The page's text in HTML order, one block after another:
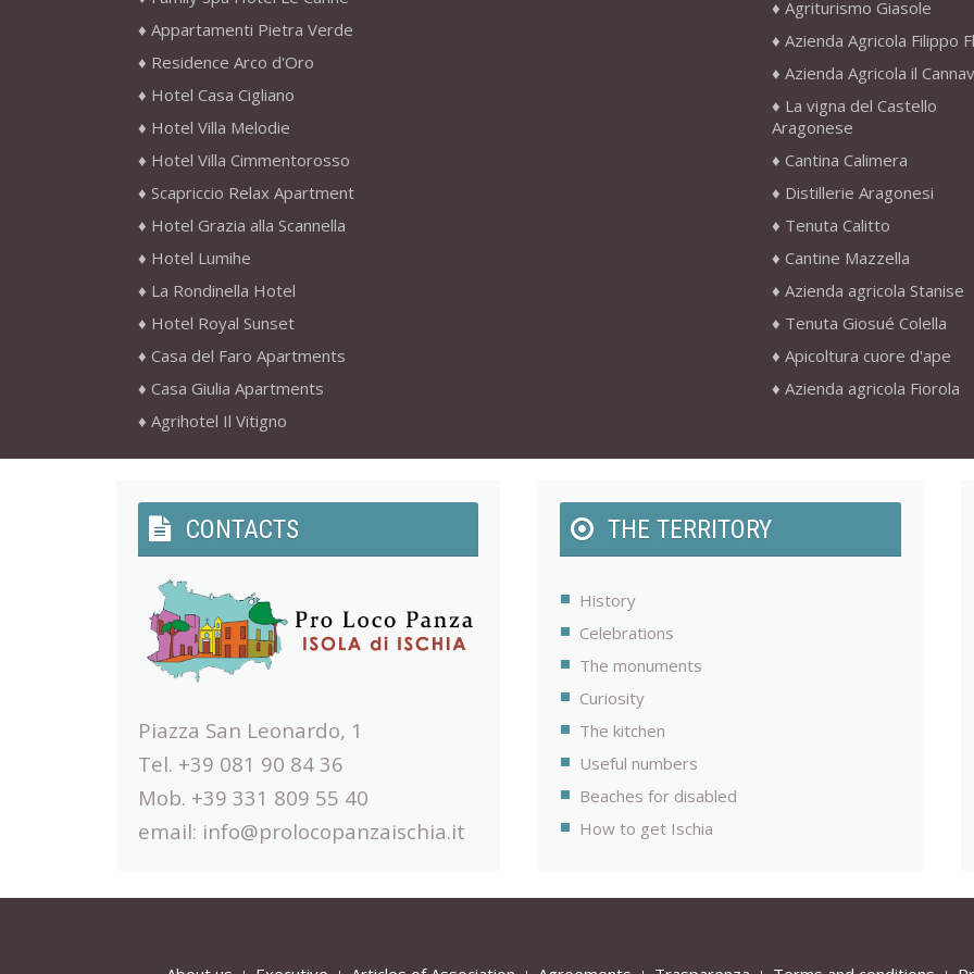
Appartamenti Pietra Verde
Residence Arco d'Oro
Hotel Casa Cigliano
Hotel Villa Melodie
Hotel Villa Cimmentorosso
Scapriccio Relax Apartment
Hotel Grazia alla Scannella
Hotel Lumihe
La Rondinella Hotel
Hotel Royal Sunset
Casa del Faro Apartments
Casa Giulia Apartments
Agrihotel Il Vitigno
Agriturismo Giasole
Azienda Agricola Filippo
Azienda Agricola il
La vigna del Castello
Aragonese
Cantina Calimera
Distillerie Aragonesi
Tenuta Calitto
Cantine Mazzella
Azienda agricola Stanise
Tenuta Giosué Colella
Apicoltura cuore d'ape
Azienda agricola Fiorola
CONTACTS
Piazza San Leonardo, 1
Tel. +39 081 90 84 36
Mob. +39 331 809 55 40
email: info@prolocopanzaischia.it
THE TERRITORY
History
Celebrations
The monuments
Curiosity
The kitchen
Useful numbers
Beaches for disabled
How to get Ischia